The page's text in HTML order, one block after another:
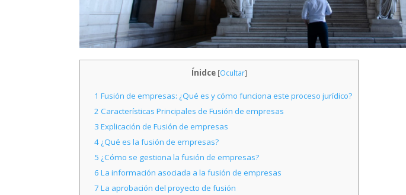
Ínidce [Ocultar]
1 Fusión de empresas: ¿Qué es y cómo funciona este proceso jurídico?
2 Características Principales de Fusión de empresas
3 Explicación de Fusión de empresas
4¿Qué es la fusión de empresas?
5 ¿Cómo se gestiona la fusión de empresas?
6 La información asociada a la fusión de empresas
7 La aprobación del proyecto de fusión